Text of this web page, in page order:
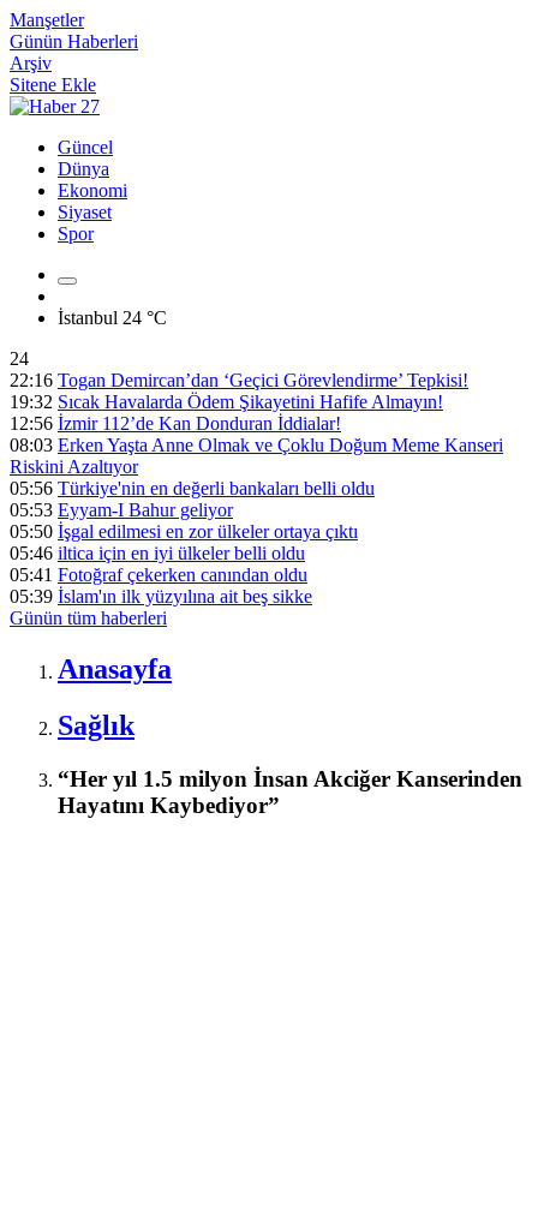
Manşetler
Günün Haberleri
Arşiv
Sitene Ekle
Güncel
Dünya
Ekonomi
Siyaset
Spor
İstanbul 24 °C
24
22:16 Togan Demircan’dan ‘Geçici Görevlendirme’ Tepkisi!
19:32 Sıcak Havalarda Ödem Şikayetini Hafife Almayın!
12:56 İzmir 112’de Kan Donduran İddialar!
08:03 Erken Yaşta Anne Olmak ve Çoklu Doğum Meme Kanseri
Riskini Azaltıyor
05:56 Türkiye'nin en değerli bankaları belli oldu
05:53 Eyyam-I Bahur geliyor
05:50 İşgal edilmesi en zor ülkeler ortaya çıktı
05:46 iltica için en iyi ülkeler belli oldu
05:41 Fotoğraf çekerken canından oldu
05:39 İslam'ın ilk yüzyılına ait beş sikke
Günün tüm haberleri
Anasayfa
Sağlık
“Her yıl 1.5 milyon İnsan Akciğer Kanserinden
Hayatını Kaybediyor”